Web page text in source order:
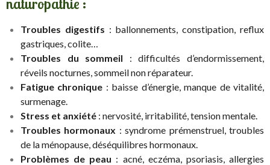
naturopathie :
Troubles digestifs : ballonnements, constipation, reflux
gastriques, colite…
Troubles du sommeil : difficultés d’endormissement,
réveils nocturnes, sommeil non réparateur.
Fatigue chronique : baisse d’énergie, manque de vitalité,
surmenage.
Stress et anxiété : nervosité, irritabilité, tension mentale.
Troubles hormonaux : syndrome prémenstruel, troubles
de la ménopause, déséquilibres hormonaux.
Problèmes de peau : acné, eczéma, psoriasis, allergies